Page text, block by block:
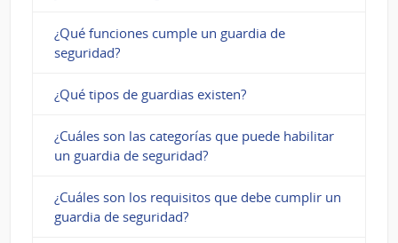
¿Qué funciones cumple un guardia de
seguridad?
¿Qué tipos de guardias existen?
¿Cuáles son las categorías que puede habilitar
un guardia de seguridad?
¿Cuáles son los requisitos que debe cumplir un
guardia de seguridad?